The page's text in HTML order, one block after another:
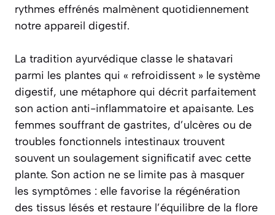
rythmes effrénés malmènent quotidiennement
notre appareil digestif.
La tradition ayurvédique classe le shatavari
parmi les plantes qui « refroidissent » le système
digestif, une métaphore qui décrit parfaitement
son action anti-inflammatoire et apaisante. Les
femmes souffrant de gastrites, d’ulcères ou de
troubles fonctionnels intestinaux trouvent
souvent un soulagement significatif avec cette
plante. Son action ne se limite pas à masquer
les symptômes : elle favorise la régénération
des tissus lésés et restaure l’équilibre de la flore